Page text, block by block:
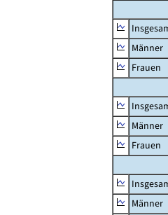
Männer
Frauen
Männer
Frauen
Männer